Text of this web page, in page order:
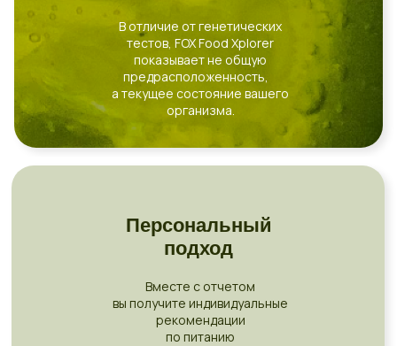
В отличие от генетических
тестов, FOX Food Xplorer
показывает не общую
предрасположенность,
а текущее состояние вашего
организма.
Персональный
подход
Вместе с отчетом
вы получите индивидуальные
рекомендации
по питанию